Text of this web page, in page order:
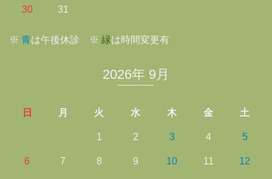
30 31
※ 青は午後休診 ※ 緑は時間変更有
2026年 9月
日 月 火 水 木 金 土
1 2 3 4 5
6 7 8 9 10 11 12